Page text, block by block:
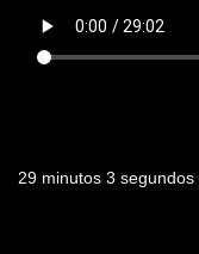
29 minutos 3 segundos